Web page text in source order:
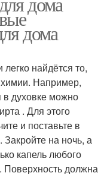
дома
найдётся то,
Например,
в духовке можно
. Для этого
и поставьте в
на ночь, а
капель любого
должна